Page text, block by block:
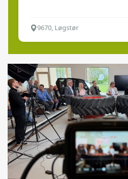
9670, Løgstør